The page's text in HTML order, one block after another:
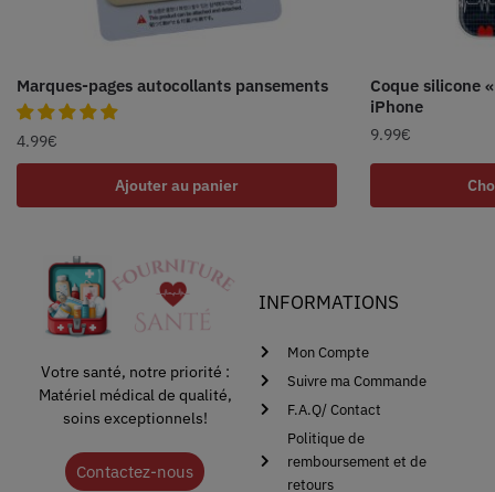
Marques-pages autocollants pansements
4.99€
Ajouter au panier
Coque silicone
iPhone
9.99€
Votre santé, notre priorité :
Matériel médical de qualité,
soins exceptionnels!
Contactez-nous
INFORMATIONS
Mon Compte
Suivre ma Commande
F.A.Q/ Contact
Politique de
remboursement et de
retours